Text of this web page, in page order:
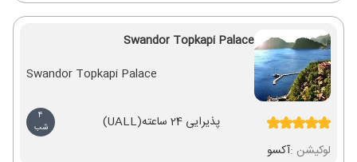
Swandor Topkapi Palace
Swandor Topkapi Palace
پذیرایی 24 ساعته (UALL)
4
شب
لوکیشن :آکسو